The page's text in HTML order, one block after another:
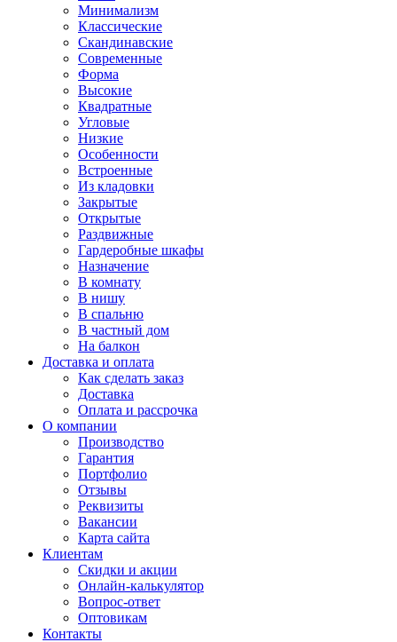
Минимализм
Классические
Скандинавские
Современные
Форма
Высокие
Квадратные
Угловые
Низкие
Особенности
Встроенные
Из кладовки
Закрытые
Открытые
Раздвижные
Гардеробные шкафы
Назначение
В комнату
В нишу
В спальню
В частный дом
На балкон
Доставка и оплата
Как сделать заказ
Доставка
Оплата и рассрочка
О компании
Производство
Гарантия
Портфолио
Отзывы
Реквизиты
Вакансии
Карта сайта
Клиентам
Скидки и акции
Онлайн-калькулятор
Вопрос-ответ
Оптовикам
Контакты